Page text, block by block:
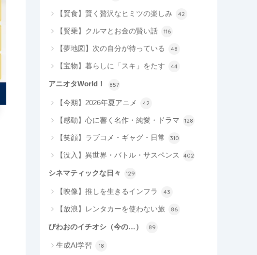
【賢食】賢く贅沢なヒミツの楽しみ 42
【賢乗】クルマとお金の賢い話 116
【夢地図】次の自分が待っている 48
【宝物】暮らしに「スキ」をたす 44
アニオタWorld！ 857
【今期】2026年夏アニメ 42
【感動】心に響く名作・純愛・ドラマ 128
【笑顔】ラブコメ・ギャグ・日常 310
【没入】異世界・バトル・サスペンス 402
シネマティックな日々 129
【映像】推しを生きるインフラ 43
【放浪】レンタカーを使わない旅 86
びわおのイチオシ（今の…） 89
生成AI学習 18